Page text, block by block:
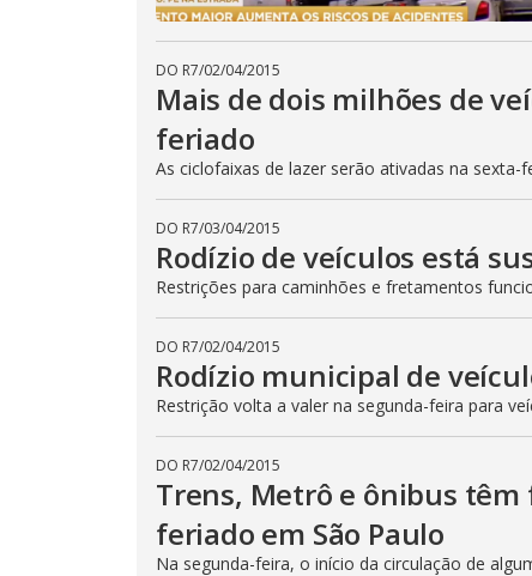
DO R7/02/04/2015
Mais de dois milhões de
feriado
As ciclofaixas de lazer serão ativadas na
DO R7/03/04/2015
Rodízio de veículos está
Restrições para caminhões e fretamentos
DO R7/02/04/2015
Rodízio municipal de
Restrição volta a valer na segunda-feira para
DO R7/02/04/2015
Trens, Metrô e ônibus
feriado em São Paulo
Na segunda-feira, o início da circulação de